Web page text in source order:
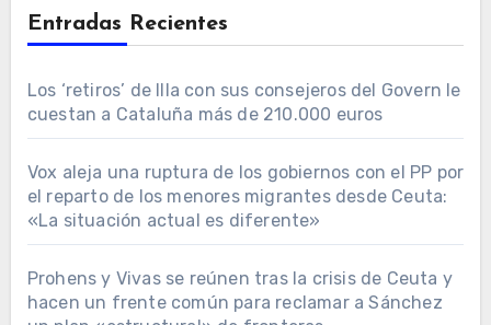
Entradas Recientes
Los ‘retiros’ de Illa con sus consejeros del Govern le
cuestan a Cataluña más de 210.000 euros
Vox aleja una ruptura de los gobiernos con el PP por
el reparto de los menores migrantes desde Ceuta:
«La situación actual es diferente»
Prohens y Vivas se reúnen tras la crisis de Ceuta y
hacen un frente común para reclamar a Sánchez